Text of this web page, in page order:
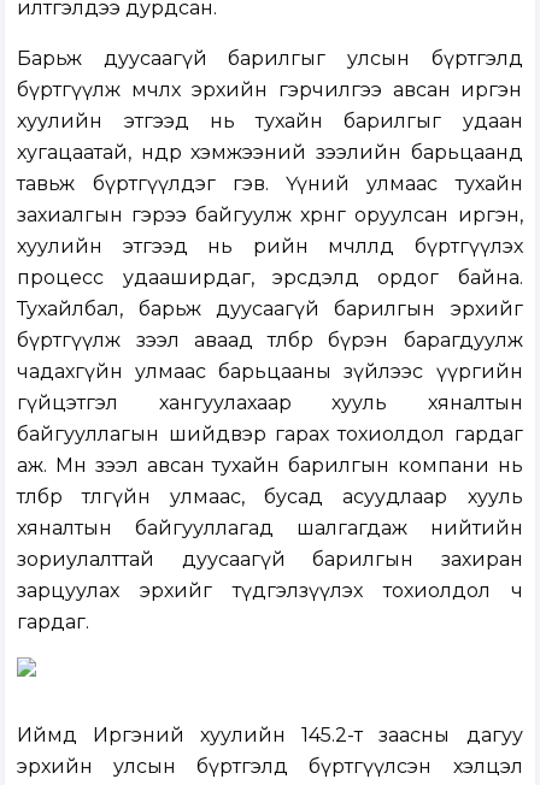
илтгэлдээ дурдсан.
Барьж дуусаагүй барилгыг улсын бүртгэлд
бүртгүүлж өмчлөх эрхийн гэрчилгээ авсан иргэн
хуулийн этгээд нь тухайн барилгыг удаан
хугацаатай, өндөр хэмжээний зээлийн барьцаанд
тавьж бүртгүүлдэг гэв. Үүний улмаас тухайн
захиалгын гэрээ байгуулж хөрөнгө оруулсан иргэн,
хуулийн этгээд нь өөрийн өмчлөлд бүртгүүлэх
процесс удааширдаг, эрсдэлд ордог байна.
Тухайлбал, барьж дуусаагүй барилгын эрхийг
бүртгүүлж зээл аваад төлбөрөө бүрэн барагдуулж
чадахгүйн улмаас барьцааны зүйлээс үүргийн
гүйцэтгэл хангуулахаар хууль хяналтын
байгууллагын шийдвэр гарах тохиолдол гардаг
аж. Мөн зээл авсан тухайн барилгын компани нь
төлбөрөө төлөөгүйн улмаас, бусад асуудлаар хууль
хяналтын байгууллагад шалгагдаж нийтийн
зориулалттай дуусаагүй барилгын захиран
зарцуулах эрхийг түдгэлзүүлэх тохиолдол ч
гардаг.
Иймд Иргэний хуулийн 145.2-т заасны дагуу
эрхийн улсын бүртгэлд бүртгүүлсэн хэлцэл